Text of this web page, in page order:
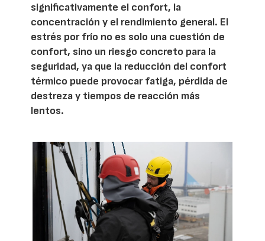
significativamente el confort, la
concentración y el rendimiento general. El
estrés por frío no es solo una cuestión de
confort, sino un riesgo concreto para la
seguridad, ya que la reducción del confort
térmico puede provocar fatiga, pérdida de
destreza y tiempos de reacción más
lentos.